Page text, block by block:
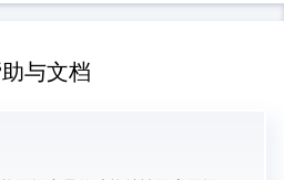
与文档